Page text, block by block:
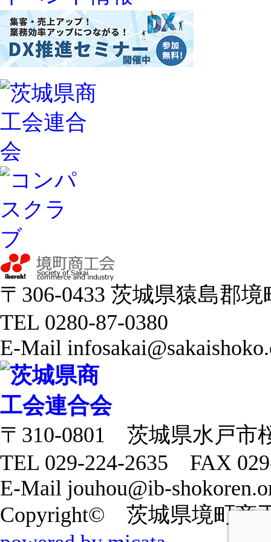
〒306-0433 茨城県猿島郡境
TEL 0280-87-0380
E-Mail
〒310-0801 茨城県水戸市
TEL 029-224-2635 FAX
E-Mail jouhou@ib-
Copyright© 茨城県境町商